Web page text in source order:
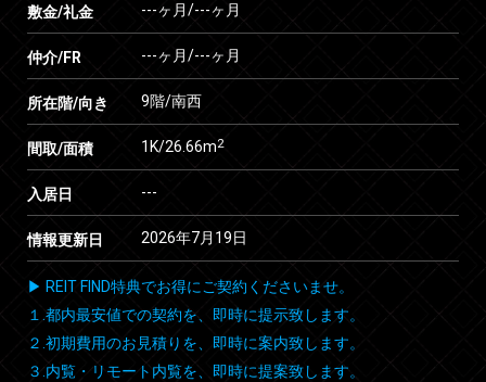
敷金/礼金 ---ヶ月/---ヶ月
仲介/FR ---ヶ月/---ヶ月
所在階/向き 9階/南西
間取/面積 1K/26.66m2
入居日 ---
情報更新日 2026年7月19日
▶ REIT FIND特典でお得にご契約くださいませ。
１.都内最安値での契約を、即時に提示致します。
２.初期費用のお見積りを、即時に案内致します。
３.内覧・リモート内覧を、即時に提案致します。